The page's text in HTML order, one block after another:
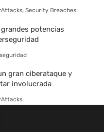
,Security Breaches
potencias
gran ciberataque y
involucrada
de Barcelona es